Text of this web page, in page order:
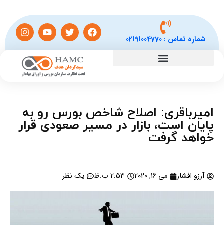
شماره تماس :02191004770
امیرباقری: اصلاح شاخص بورس رو به
پایان است، بازار در مسیر صعودی قرار
خواهد گرفت
آرزو افشار می 16, 2020 2:53 ب.ظ یک نظر